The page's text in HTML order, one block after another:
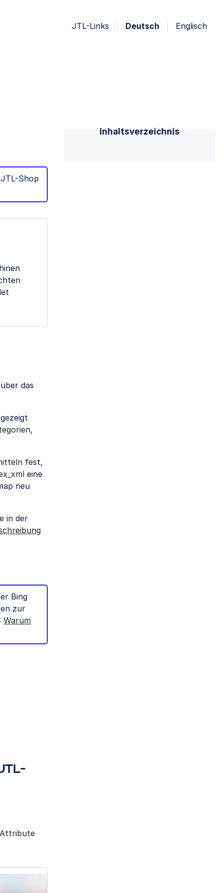
JTL-Links Deutsch Englisch
Inhaltsverzeichnis
Shop
das
fest,
eine
neu
in der
Bing
zur
Warum
Attribute